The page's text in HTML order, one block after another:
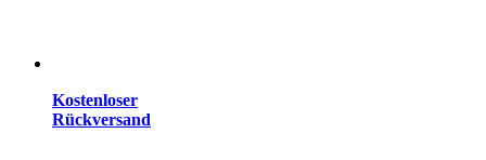
Kostenloser
Rückversand